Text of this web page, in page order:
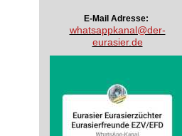
E-Mail Adresse:
whatsappkanal@der-
eurasier.de